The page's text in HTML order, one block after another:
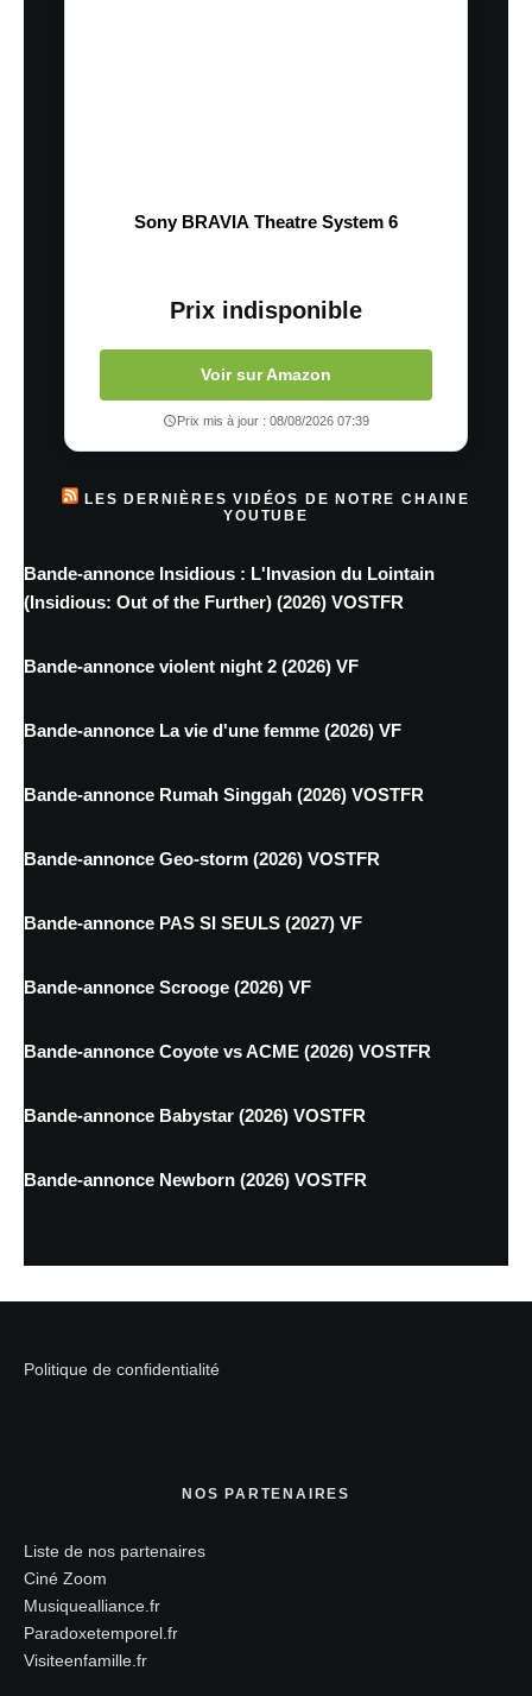
Sony BRAVIA Theatre System 6
Prix indisponible
Voir sur Amazon
Prix mis à jour : 08/08/2026 07:39
LES DERNIÈRES VIDÉOS DE NOTRE CHAINE
YOUTUBE
Bande-annonce Insidious : L'Invasion du Lointain
(Insidious: Out of the Further) (2026) VOSTFR
Bande-annonce violent night 2 (2026) VF
Bande-annonce La vie d'une femme (2026) VF
Bande-annonce Rumah Singgah (2026) VOSTFR
Bande-annonce Geo-storm (2026) VOSTFR
Bande-annonce PAS SI SEULS (2027) VF
Bande-annonce Scrooge (2026) VF
Bande-annonce Coyote vs ACME (2026) VOSTFR
Bande-annonce Babystar (2026) VOSTFR
Bande-annonce Newborn (2026) VOSTFR
Politique de confidentialité
NOS PARTENAIRES
Liste de nos partenaires
Ciné Zoom
Musiquealliance.fr
Paradoxetemporel.fr
Visiteenfamille.fr